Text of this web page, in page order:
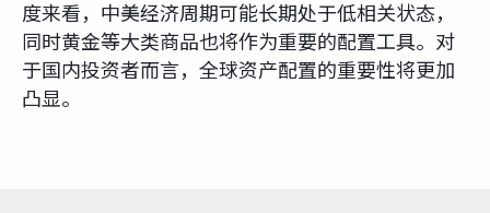
度来看，中美经济周期可能长期处于低相关状态，
同时黄金等大类商品也将作为重要的配置工具。对
于国内投资者而言，全球资产配置的重要性将更加
凸显。